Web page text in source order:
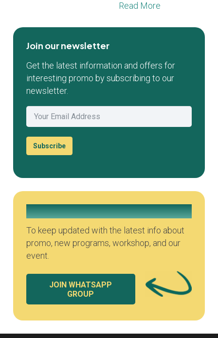
Read More
Join our newsletter
Get the latest information and offers for
interesting promo by subscribing to our
newsletter.
Subscribe
Join our Whatsapp Group
To keep updated with the latest info about
promo, new programs, workshop, and our
event.
JOIN WHATSAPP
GROUP